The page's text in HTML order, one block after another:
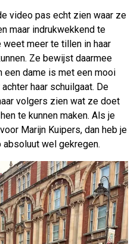
video pas echt zien waar ze
maar indrukwekkend te
meer te tillen in haar
Ze bewijst daarmee
een dame is met een mooi
haar schuilgaat. De
volgers zien wat ze doet
te kunnen maken. Als je
Marijn Kuipers, dan heb je
wel gekregen.